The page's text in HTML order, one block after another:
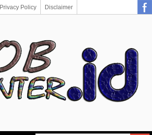
Privacy Policy Disclaimer